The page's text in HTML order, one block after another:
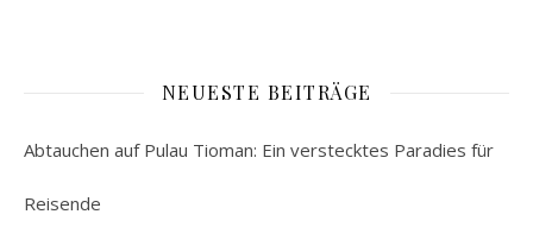
NEUESTE BEITRÄGE
Abtauchen auf Pulau Tioman: Ein verstecktes Paradies für
Reisende